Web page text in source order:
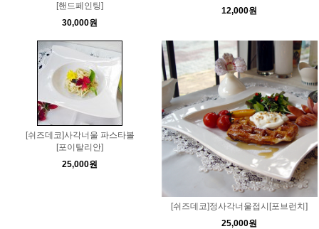
[핸드페인팅]
30,000원
12,000원
[쉬즈데코]사각너울 파스타볼
[포이탈리안]
25,000원
[쉬즈데코]정사각너울접시[포브런치]
25,000원